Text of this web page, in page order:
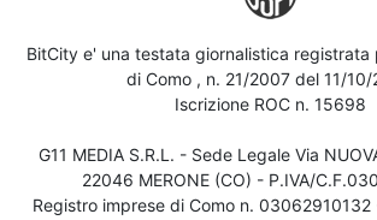
BitCity e' una testata giornalistica registrata
di Como , n. 21/2007 del 11/
Iscrizione ROC n. 15698
G11 MEDIA S.R.L. - Sede Legale Via
22046 MERONE (CO) - P.IVA/
Registro imprese di Como n.